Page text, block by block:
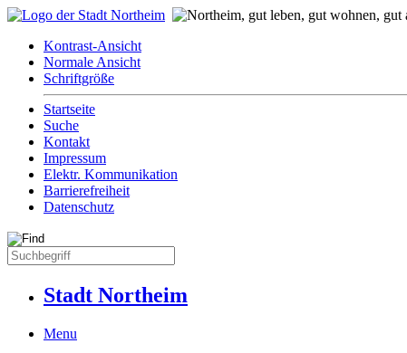
Kontrast-Ansicht
Normale Ansicht
Schriftgröße
Startseite
Suche
Kontakt
Impressum
Elektr. Kommunikation
Barrierefreiheit
Datenschutz
Stadt Northeim
Menu